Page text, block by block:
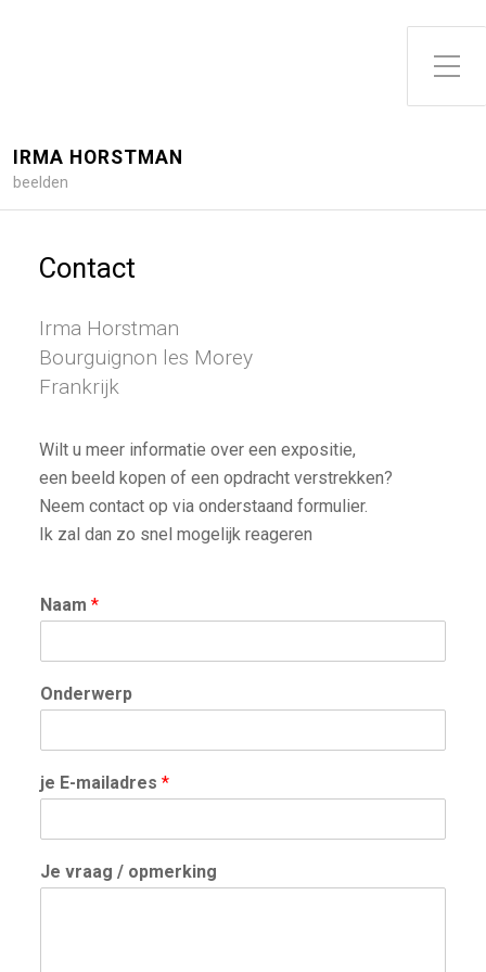
Toggle
IRMA HORSTMAN
beelden
Contact
Irma Horstman
Bourguignon les Morey
Frankrijk
Wilt u meer informatie over een expositie,
een beeld kopen of een opdracht verstrekken?
Neem contact op via onderstaand formulier.
Ik zal dan zo snel mogelijk reageren
Naam *
Onderwerp
je E-mailadres *
Je vraag / opmerking